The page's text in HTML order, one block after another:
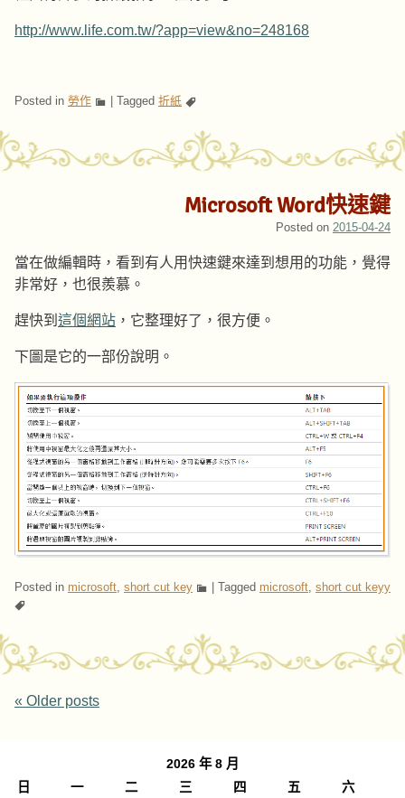
http://www.life.com.tw/?app=view&no=248168
Posted in 勞作 Tagged 折紙
Microsoft Word快速鍵
Posted on 2015-04-24
當在做編輯時，看到有人用快速鍵來達到想用的功能，覺得
非常好，也很羨慕。
趕快到 這個網站 ，它整理好了，很方便。
下圖是它的一部份說明。
Posted in microsoft, short cut key Tagged microsoft, short cut keyy
Post navigation
« Older posts
2026 年 8 月
日
一 二 三 四 五
六